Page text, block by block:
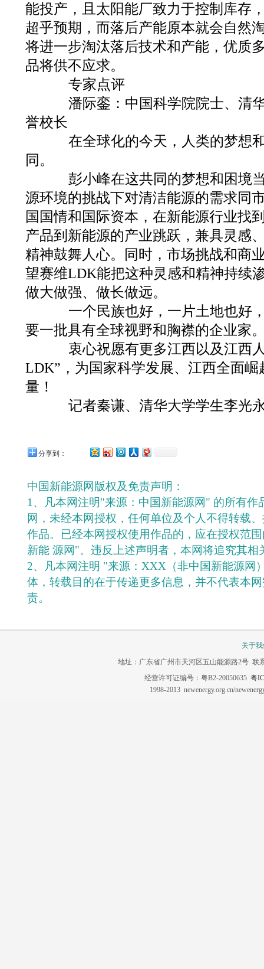
能投产，且太阳能厂致力于控制库存
超乎预期，而落后产能原本就会自然
将进一步淘汰落后技术和产能，优质
品将供不应求。
专家点评
潘际銮：中国科学院院士、清
誉校长
在全球化的今天，人类的梦想
同。
彭小峰在这共同的梦想和困境
源环境的挑战下对清洁能源的需求同
国国情和国际资本，在新能源行业找
产品到新能源的产业跳跃，兼具灵感
精神鼓舞人心。同时，市场挑战和商
望赛维LDK能把这种灵感和精神持续
做大做强、做长做远。
一个民族也好，一片土地也好
要一批具有全球视野和胸襟的企业家
衷心祝愿有更多江西以及江西人
LDK”，为国家科学发展、江西全面
量！
记者秦谦、清华大学学生李光
分享到：
中国新能源网版权及免责声明：
1、凡本网注明"来源：中国新能源网" 的所有作
网，未经本网授权，任何单位及个人不得转载
作品。已经本网授权使用作品的，应在授权范
新能 源网"。违反上述声明者，本网将追究其相
2、凡本网注明 "来源：XXX（非中国新能源网
体，转载目的在于传递更多信息，并不代表本
责。
关于
地址：广东省广州市天河区五山能源路2号 联
经营许可证编号：粤B2-20050635 粤
1998-2013 newenergy.org.cn/